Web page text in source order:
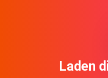
Laden